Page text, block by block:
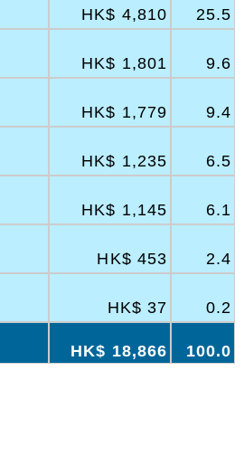
HK$ 4,810 25.5
HK$ 1,801 9.6
HK$ 1,779 9.4
HK$ 1,235 6.5
HK$ 1,145 6.1
HK$ 453 2.4
HK$ 37 0.2
HK$ 18,866 100.0